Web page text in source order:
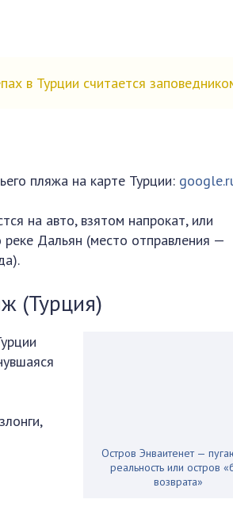
в Турции считается
пляжа на карте Турции:
на авто, взятом напрокат, или
реке Дальян (место отправления —
(Турция)
Остров Энваитенет —
реальность или остров
возврата»